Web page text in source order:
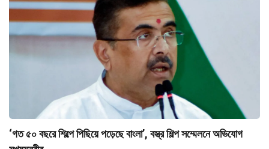
‘গত ৫০ বছরে শিল্পে পিছিয়ে পড়েছে বাংলা’, বস্ত্র শিল্প সম্মেলনে অভিযোগ